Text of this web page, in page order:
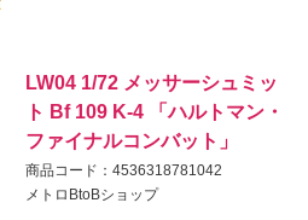
LW04 1/72 メッサーシュミッ
ト Bf 109 K-4 「ハルトマン・
ファイナルコンバット」
商品コード：4536318781042
メトロBtoBショップ